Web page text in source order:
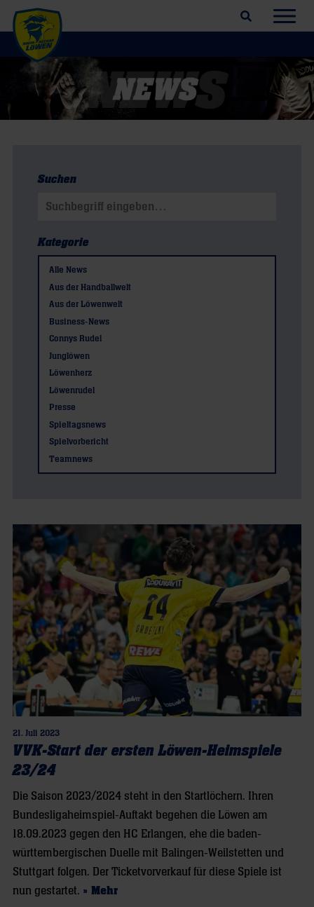
Suchfeld öffnen
Suchen
Suchen nach:
Kategorie
Alle News
Aus der Handballwelt
Aus der Löwenwelt
Business-News
Connys Rudel
Junglöwen
Löwenherz
Löwenrudel
Presse
Spieltagsnews
Spielvorbericht
Teamnews
21. Juli 2023
VVK-Start der ersten Löwen-Heimspiele
23/24
Die Saison 2023/2024 steht in den Startlöchern. Ihren
Bundesligaheimspiel-Auftakt begehen die Löwen am
18.09.2023 gegen den HC Erlangen, ehe die baden-
württembergischen Duelle mit Balingen-Weilstetten und
Stuttgart folgen. Der Ticketvorverkauf für diese Spiele ist
nun gestartet. » Mehr